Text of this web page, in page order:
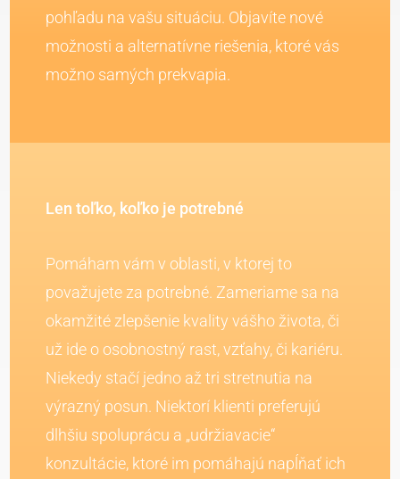
pohľadu na vašu situáciu. Objavíte nové
možnosti a alternatívne riešenia, ktoré vás
možno samých prekvapia.
Len toľko, koľko je potrebné
Pomáham vám v oblasti, v ktorej to
považujete za potrebné. Zameriame sa na
okamžité zlepšenie kvality vášho života, či
už ide o osobnostný rast, vzťahy, či kariéru.
Niekedy stačí jedno až tri stretnutia na
výrazný posun. Niektorí klienti preferujú
dlhšiu spoluprácu a „udržiavacie“
konzultácie, ktoré im pomáhajú napĺňať ich